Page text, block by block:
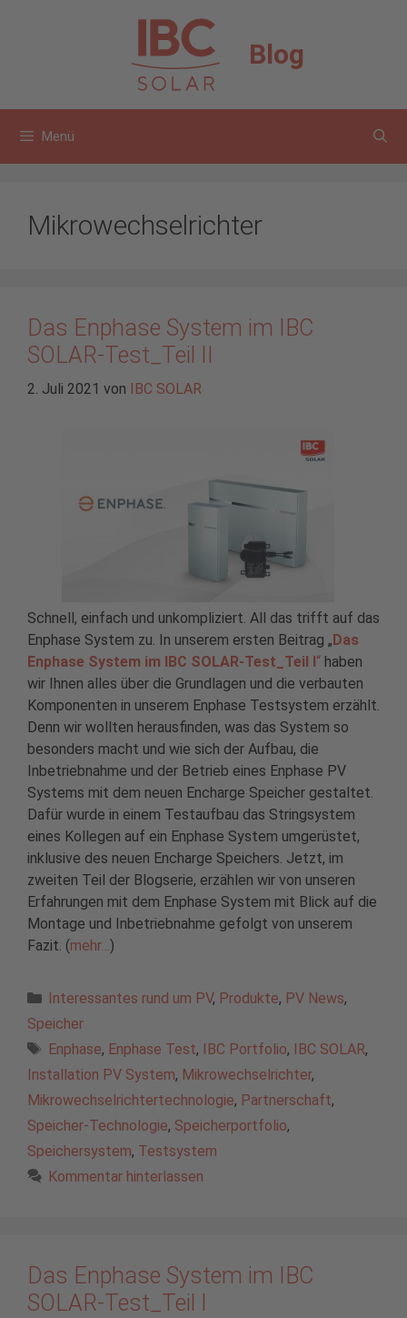
Blog
Menü
Mikrowechselrichter
Das Enphase System im IBC
SOLAR-Test_Teil II
2. Juli 2021 von IBC SOLAR
Schnell, einfach und unkompliziert. All das trifft auf das
Enphase System zu. In unserem ersten Beitrag „ Das
Enphase System im IBC SOLAR-Test_Teil I “ haben
wir Ihnen alles über die Grundlagen und die verbauten
Komponenten in unserem Enphase Testsystem erzählt.
Denn wir wollten herausfinden, was das System so
besonders macht und wie sich der Aufbau, die
Inbetriebnahme und der Betrieb eines Enphase PV
Systems mit dem neuen Encharge Speicher gestaltet.
Dafür wurde in einem Testaufbau das Stringsystem
eines Kollegen auf ein Enphase System umgerüstet,
inklusive des neuen Encharge Speichers. Jetzt, im
zweiten Teil der Blogserie, erzählen wir von unseren
Erfahrungen mit dem Enphase System mit Blick auf die
Montage und Inbetriebnahme gefolgt von unserem
Fazit. (mehr…)
Kategorien
Interessantes rund um PV, Produkte, PV News,
Speicher
Schlagwörter
Enphase, Enphase Test, IBC Portfolio, IBC SOLAR,
Installation PV System, Mikrowechselrichter,
Mikrowechselrichtertechnologie, Partnerschaft,
Speicher-Technologie, Speicherportfolio,
Speichersystem, Testsystem
Kommentar hinterlassen
Das Enphase System im IBC
SOLAR-Test_Teil I